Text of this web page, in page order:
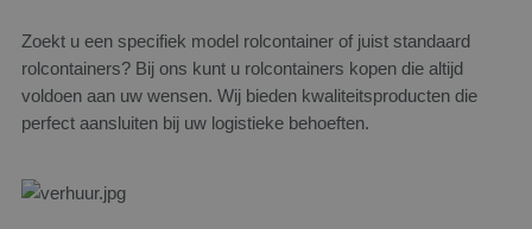
Zoekt u een specifiek model rolcontainer of juist standaard
rolcontainers? Bij ons kunt u rolcontainers kopen die altijd
voldoen aan uw wensen. Wij bieden kwaliteitsproducten die
perfect aansluiten bij uw logistieke behoeften.